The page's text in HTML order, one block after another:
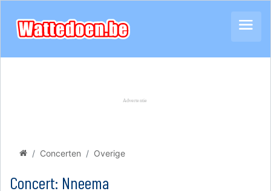
Concerten Overige
Concert: Nneema